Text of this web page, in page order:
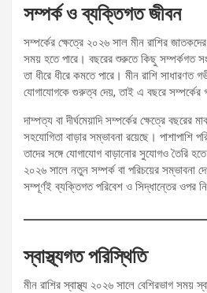
সম্পর্ক ও ব্যক্তিগত জীবন
সম্পর্কের ক্ষেত্রে ২০২৬ সাল মীন রাশির
সময় হতে পারে। বছরের শুরুতে কিছু সম্পর্কগত
তা ধীরে ধীরে কমতে পারে। মীন রাশি সাধারণত
যোগাযোগকে গুরুত্ব দেয়, তাই এ বছরে সম্পর্কের
দাম্পত্য বা দীর্ঘমেয়াদি সম্পর্কের ক্ষেত্রে বছরের
সহযোগিতা বাড়ার সম্ভাবনা রয়েছে। পাশাপাশি
তাদের সঙ্গে যোগাযোগ বাড়ানোর সুযোগও তৈরি
২০২৬ সালে নতুন সম্পর্ক বা পরিচয়ের সম্ভাবনা
সম্পূর্ণই ব্যক্তিগত পরিবেশ ও সিদ্ধান্তের ওপর
স্বাস্থ্যগত পরিস্থিতি
মীন রাশির স্বাস্থ্য ২০২৬ সালে বেশিরভাগ সময়